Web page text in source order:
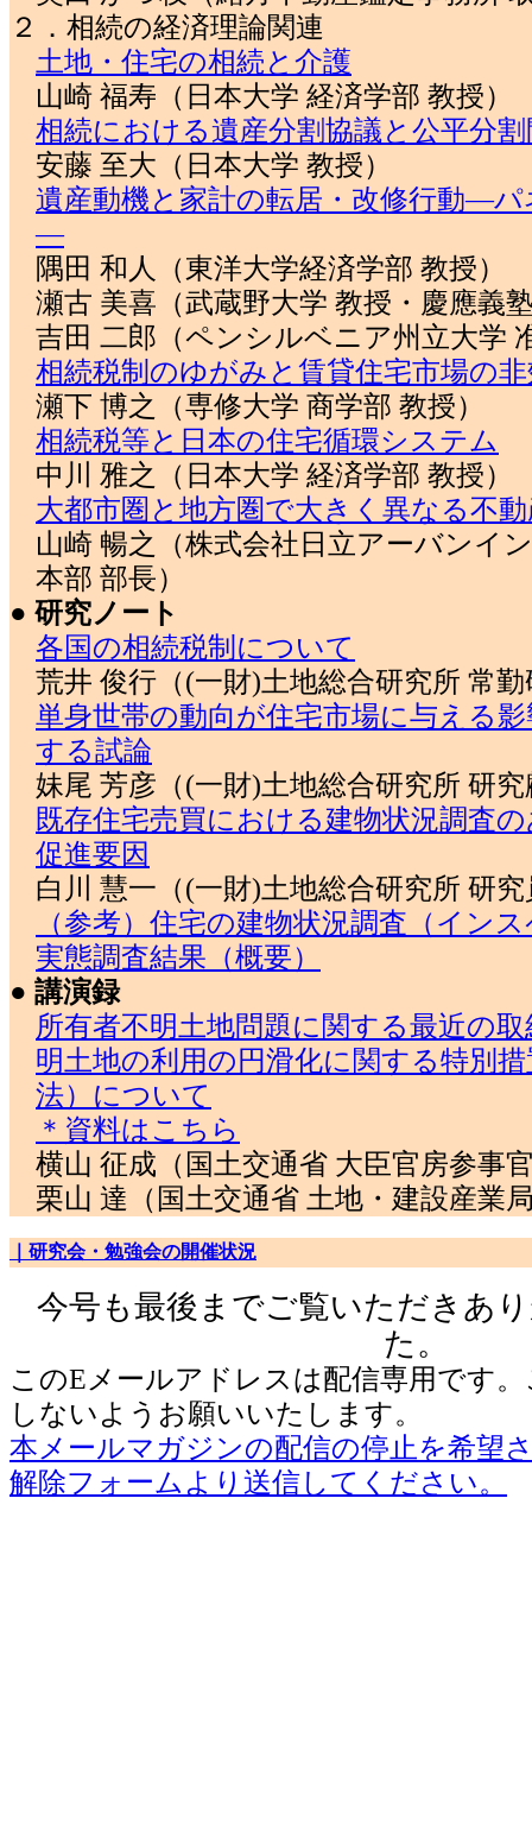
２．相続の経済理論関連
土地・住宅の相続と介護
山崎 福寿（日本大学 経済学部 教授）
相続における遺産分割協議と公平分割
安藤 至大（日本大学 教授）
遺産動機と家計の転居・改修行動―
―
隅田 和人（東洋大学経済学部 教授）
瀬古 美喜（武蔵野大学 教授・慶應義
吉田 二郎（ペンシルベニア州立大学
相続税制のゆがみと賃貸住宅市場の
瀬下 博之（専修大学 商学部 教授）
相続税等と日本の住宅循環システム
中川 雅之（日本大学 経済学部 教授）
大都市圏と地方圏で大きく異なる不
山崎 暢之（株式会社日立アーバンイ
本部 部長）
● 研究ノート
各国の相続税制について
荒井 俊行（(一財)土地総合研究所 常
単身世帯の動向が住宅市場に与える
する試論
妹尾 芳彦（(一財)土地総合研究所 研
既存住宅売買における建物状況調査
促進要因
白川 慧一（(一財)土地総合研究所 研究
（参考）住宅の建物状況調査（イン
実態調査結果（概要）
● 講演録
所有者不明土地問題に関する最近の
明土地の利用の円滑化に関する特別
法）について
＊資料はこちら
横山 征成（国土交通省 大臣官房参事
栗山 達（国土交通省 土地・建設産業
｜研究会・勉強会の開催状況
今号も最後までご覧いただきあ
た。
このEメールアドレスは配信専用です
しないようお願いいたします。
本メールマガジンの配信の停止を希望
解除フォームより送信してください。